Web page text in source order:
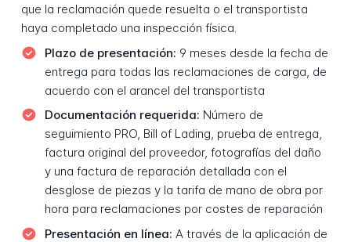
que la reclamación quede resuelta o el transportista
haya completado una inspección física.
Plazo de presentación: 9 meses desde la fecha de
entrega para todas las reclamaciones de carga, de
acuerdo con el arancel del transportista
Documentación requerida: Número de
seguimiento PRO, Bill of Lading, prueba de entrega,
factura original del proveedor, fotografías del daño
y una factura de reparación detallada con el
desglose de piezas y la tarifa de mano de obra por
hora para reclamaciones por costes de reparación
Presentación en línea: A través de la aplicación de